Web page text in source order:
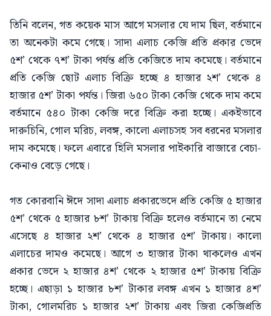
তিনি বলেন, গত কয়েক মাস আগে মসলার যে দাম ছিল, বর্তমানে
তা অনেকটা কমে গেছে। সাদা এলাচ কেজি প্রতি প্রকার ভেদে
৫শ’ থেকে ৭শ’ টাকা পর্যন্ত প্রতি কেজিতে দাম কমেছে। বর্তমানে
প্রতি কেজি ছোট এলাচ বিক্রি হচ্ছে ৪ হাজার ২শ’ থেকে ৪
হাজার ৫শ’ টাকা পর্যন্ত। জিরা ৬৫০ টাকা কেজি থেকে দাম কমে
বর্তমানে ৫৪০ টাকা কেজি দরে বিক্রি করা হচ্ছে। একইভাবে
দারুচিনি, গোল মরিচ, লবঙ্গ, কালো এলাচসহ সব ধরনের মসলার
দাম কমেছে। ফলে এবারে হিলি মসলার পাইকারি বাজারে বেচা-
কেনাও বেড়ে গেছে।
গত কোরবানি ঈদে সাদা এলাচ প্রকারভেদে প্রতি কেজি ৫ হাজার
৫শ’ থেকে ৫ হাজার ৮শ’ টাকায় বিক্রি হলেও বর্তমানে তা নেমে
এসেছে ৪ হাজার ২শ’ থেকে ৪ হাজার ৫শ’ টাকায়। কালো
এলাচের দামও কমেছে। আগে ৩ হাজার টাকা থাকলেও এখন
প্রকার ভেদে ২ হাজার ৪শ’ থেকে ২ হাজার ৫শ’ টাকায় বিক্রি
হচ্ছে। এছাড়া ১ হাজার ৮শ’ টাকার লবঙ্গ এখন ১ হাজার ৪শ’
টাকা, গোলমরিচ ১ হাজার ২শ’ টাকায় এবং জিরা কেজিপ্রতি